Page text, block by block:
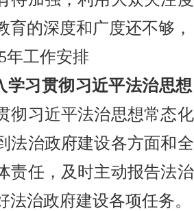
育的深度和广度还不够，
年工作安排
学习贯彻习近平法治思
彻习近平法治思想常态
法治政府建设各方面和
责任，及时主动报告法
法治政府建设各项任